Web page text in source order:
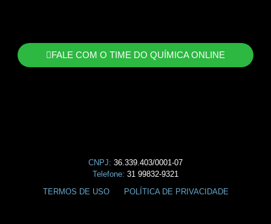
FALE COM O TIME DO QUÍMICA ONLINE
CNPJ: 36.339.403/0001-07
Telefone: 31 99832-9321
TERMOS DE USO
POLÍTICA DE PRIVACIDADE